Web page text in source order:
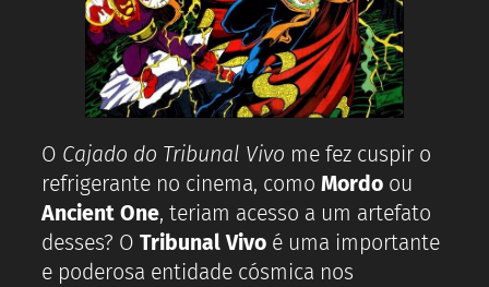
O Cajado do Tribunal Vivo me fez cuspir o
refrigerante no cinema, como Mordoou
Ancient One, teriam acesso a um artefato
desses? O Tribunal Vivoé uma importante
e poderosa entidade cósmica nos